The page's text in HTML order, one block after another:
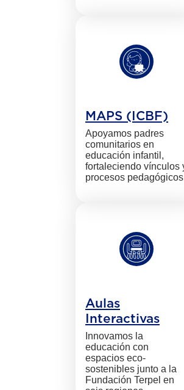
MAPS (ICBF)
Apoyamos padres
comunitarios en
educación infantil,
fortaleciendo vínculos
procesos
Aulas
Interactivas
Innovamos la
educación con
espacios eco-
sostenibles junto a la
Fundación Terpel en